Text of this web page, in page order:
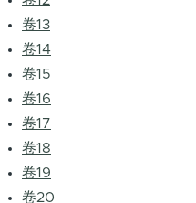
卷13
卷14
卷15
卷16
卷17
卷18
卷19
卷20